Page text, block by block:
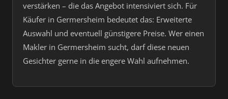
verstärken – die das Angebot intensiviert sich. Für
Käufer in Germersheim bedeutet das: Erweiterte
Auswahl und eventuell günstigere Preise. Wer einen
Makler in Germersheim sucht, darf diese neuen
Gesichter gerne in die engere Wahl aufnehmen.